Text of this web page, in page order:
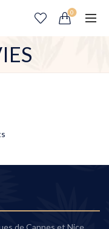
0
de Cannes et Nice.